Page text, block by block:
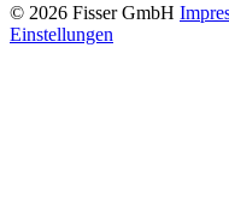
© 2026 Fisser GmbH
Einstellungen